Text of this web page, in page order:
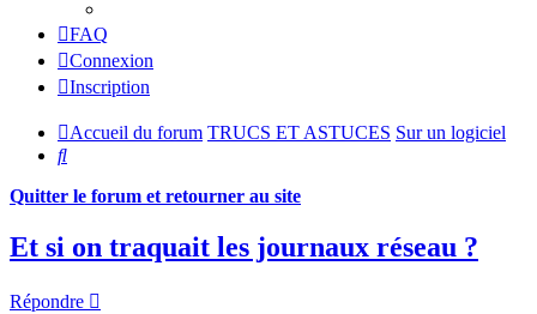
FAQ
Connexion
Inscription
Accueil du forum TRUCS ET ASTUCES Sur un logiciel
Rechercher
Quitter le forum et retourner au site
Et si on traquait les journaux réseau ?
Répondre